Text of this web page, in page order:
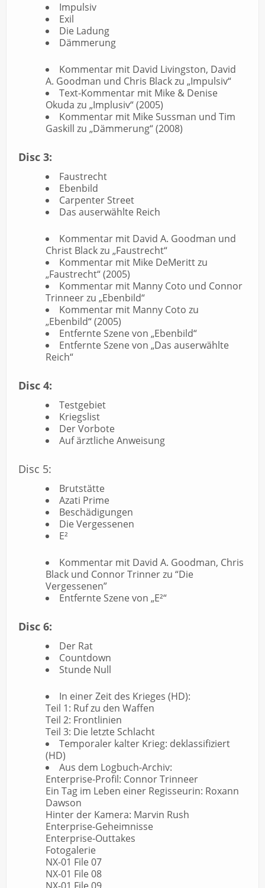
Impulsiv
Exil
Die Ladung
Dämmerung
Kommentar mit David Livingston, David
A. Goodman und Chris Black zu „Impulsiv“
Text-Kommentar mit Mike & Denise
Okuda zu „Implusiv“ (2005)
Kommentar mit Mike Sussman und Tim
Gaskill zu „Dämmerung“ (2008)
Disc 3:
Faustrecht
Ebenbild
Carpenter Street
Das auserwählte Reich
Kommentar mit David A. Goodman und
Christ Black zu „Faustrecht“
Kommentar mit Mike DeMeritt zu
„Faustrecht“ (2005)
Kommentar mit Manny Coto und Connor
Trinneer zu „Ebenbild“
Kommentar mit Manny Coto zu
„Ebenbild“ (2005)
Entfernte Szene von „Ebenbild“
Entfernte Szene von „Das auserwählte
Reich“
Disc 4:
Testgebiet
Kriegslist
Der Vorbote
Auf ärztliche Anweisung
Disc 5:
Brutstätte
Azati Prime
Beschädigungen
Die Vergessenen
E²
Kommentar mit David A. Goodman, Chris
Black und Connor Trinner zu “Die
Vergessenen”
Entfernte Szene von „E²“
Disc 6:
Der Rat
Countdown
Stunde Null
In einer Zeit des Krieges (HD):
Teil 1: Ruf zu den Waffen
Teil 2: Frontlinien
Teil 3: Die letzte Schlacht
Temporaler kalter Krieg: deklassifiziert
(HD)
Aus dem Logbuch-Archiv:
Enterprise-Profil: Connor Trinneer
Ein Tag im Leben einer Regisseurin: Roxann
Dawson
Hinter der Kamera: Marvin Rush
Enterprise-Geheimnisse
Enterprise-Outtakes
Fotogalerie
NX-01 File 07
NX-01 File 08